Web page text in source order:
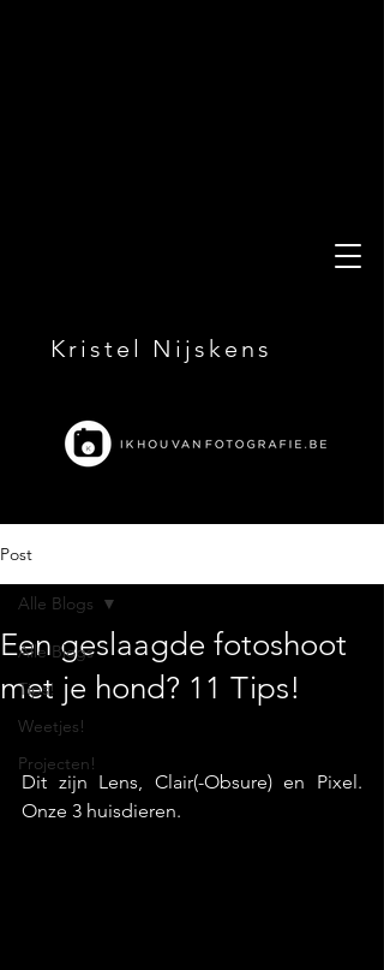
Kristel Nijskens
Post
Alle Blogs
Tips!
Weetjes!
Projecten!
Alle Blogs
Een geslaagde fotoshoot
met je hond? 11 Tips!
Dit zijn Lens, Clair(-Obsure) en Pixel.
Onze 3 huisdieren.